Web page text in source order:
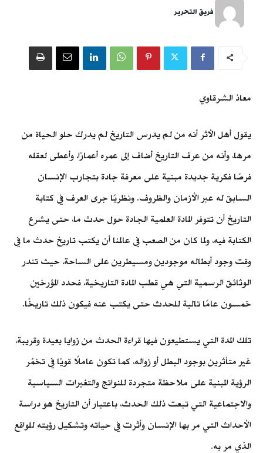
فريق التحرير
معاذ الشرقاوي
يقول أهل الأثر أنه من لم يدرس التاريخ لم يدرك حلو الحياة من
مرها، وأنه من عرف التاريخ أضاف إلى عمره أعمارًا، وأعطى لعقله
فرصًا فكرية جديدة مبنية على معرفة جادة بتجارب الإنسان
السابق له عبر الأزمان والظروف. ونظريًا جرى العرف في كتابة
التاريخ أن تتوفر المادة العلمية الجادة حول حدث ما، حتى يشرع
الكتابة فيه، ولما كان من الصعب في عالمنا أن يكتب تاريخ حدث ما في
وقت وجود أبطاله موجودين ومسيطرين على الساحة، حيث تندر
الوثائق الرسمية التي هي قطب المادة التاريخية، فحدد المؤرخين
خمسون عامًا تالية للحدث حتى يكتب عنه فيكون ذلك تاريخًا.
تلك المدة التي يستطيعون فيها قراءة الحدث من زوايا بعيدة وقريبة،
غير متأثرين بوجود البطل أو زواله، كما تكون عاملًا قويًا في تخمُر
الرؤية المبنية على ملاحظة متجردة للنواتج والتغيرات السياسية
والاجتماعية التي تبعت ذلك الحدث، باعتبار أن التاريخ هو دراسة
الأحداث التي مر بها الإنسان وأثرت في حياته وتشكيل رؤيته للواقع
الذي مر به.